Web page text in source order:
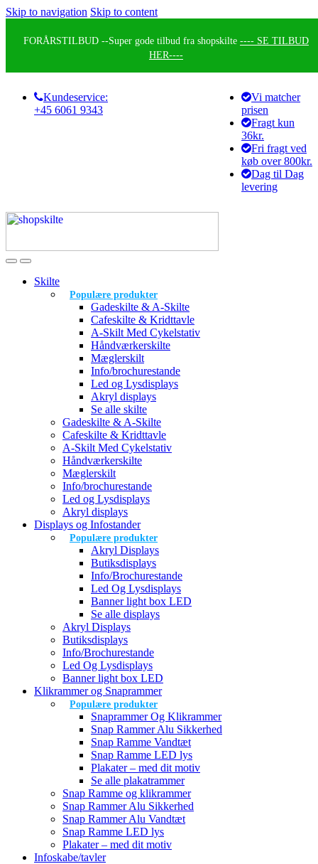
Skip to navigation Skip to content
FORÅRSTILBUD --Super gode tilbud fra shopskilte ---- SE TILBUD
HER----
Kundeservice:
+45 6061 9343
Vi matcher
prisen
Fragt kun
36kr.
Fri fragt ved
køb over 800kr.
Dag til Dag
levering
Skilte
Populære produkter
Gadeskilte & A-Skilte
Cafeskilte & Kridttavle
A-Skilt Med Cykelstativ
Håndværkerskilte
Mæglerskilt
Info/brochurestande
Led og Lysdisplays
Akryl displays
Se alle skilte
Gadeskilte & A-Skilte
Cafeskilte & Kridttavle
A-Skilt Med Cykelstativ
Håndværkerskilte
Mæglerskilt
Info/brochurestande
Led og Lysdisplays
Akryl displays
Displays og Infostander
Populære produkter
Akryl Displays
Butiksdisplays
Info/Brochurestande
Led Og Lysdisplays
Banner light box LED
Se alle displays
Akryl Displays
Butiksdisplays
Info/Brochurestande
Led Og Lysdisplays
Banner light box LED
Klikrammer og Snaprammer
Populære produkter
Snaprammer Og Klikrammer
Snap Rammer Alu Sikkerhed
Snap Ramme Vandtæt
Snap Ramme LED lys
Plakater – med dit motiv
Se alle plakatrammer
Snap Ramme og klikrammer
Snap Rammer Alu Sikkerhed
Snap Rammer Alu Vandtæt
Snap Ramme LED lys
Plakater – med dit motiv
Infoskabe/tavler